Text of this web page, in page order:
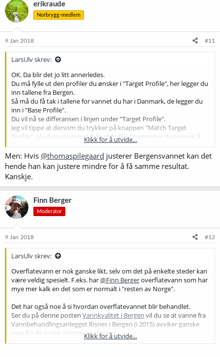
erikraude
Norbrygg-medlem
9 Jan 2018 #11
LarsUlv skrev:
OK. Da blir det jo litt annerledes.
Du må fylle ut den profiler du ønsker i "Target Profile", her legger du
inn tallene fra Bergen.
Så må du få tak i tallene for vannet du har i Danmark, de legger du
inn i "Base Profile".
Du vil nå se differansen i linjen under "Target Profile".
Jeg vil tippe at dersom du trykker på knappen "Match Target
Profile", så vil programmet fylle ut hvilke tilsetninger du trenger å
gjøre for å komme fra "Base Profile" til "Target Profile".
Siden du har veldig hardt vann, kan det være at du faktisk må
blande ut vannet "Dilute With" med vann nesten uten mineraler. Da
snakker vi enten kjøpt vann, RO vann eller destillert vann.
RO (reverse osmosis) vann er vel det som da blir blir billigst over tid,
uten at jeg er helt sikker på det. Da trenger du utstyr for å
produsere RO vann.
Var dette til hjelp?
Klikk for å utvide...
Men: Hvis @thomaspilegaard justerer Bergensvannet kan det
hende han kan justere mindre for å få samme resultat.
Kanskje.
Finn Berger
Moderator
9 Jan 2018 #12
LarsUlv skrev:
Overflatevann er nok ganske likt, selv om det på enkelte steder kan
være veldig spesielt. F.eks. har@Finn Bergeroverflatevann som har
mye mer kalk en det som er normalt i "resten av Norge".
Det har også noe å si hvordan overflatevannet blir behandlet.
Ser du på denne posten Vannkvalitet i Bergen vil du se at vanne fra
Vannbehandlingsanlegget Risnes i Bergen (i 2015) avviker ganske
mye fra de andre anleggene i Bergen.
Grunnen til dette var at vannet derifra ble behandlet på en annen
Klikk for å utvide...